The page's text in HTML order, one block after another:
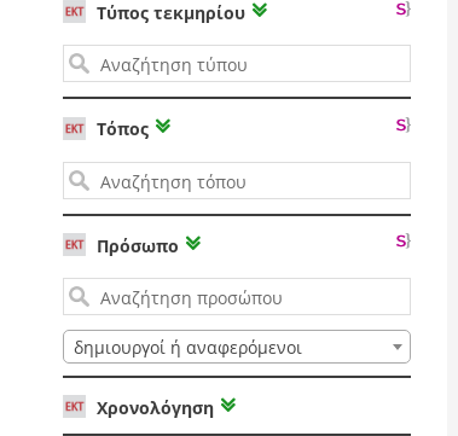
Τύπος τεκμηρίου
Τόπος
Πρόσωπο
δημιουργοί ή αναφερόμενοι
Χρονολόγηση